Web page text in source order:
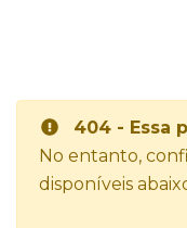
404 - Essa
No entanto,
disponíveis